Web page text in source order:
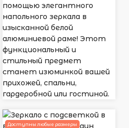
помощью элегантного
напольного зеркала в
изысканной белой
алюминиевой раме! Этот
функциональный и
стильный предмет
станет изюминкой вашей
прихожей, спальни,
гардеробной или гостиной.
Доступны любые размеры